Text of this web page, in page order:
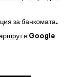
за банкомата.
в Google